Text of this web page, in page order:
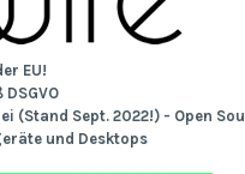
EU!
(Stand Sept. 2022!) - Open
und Desktops